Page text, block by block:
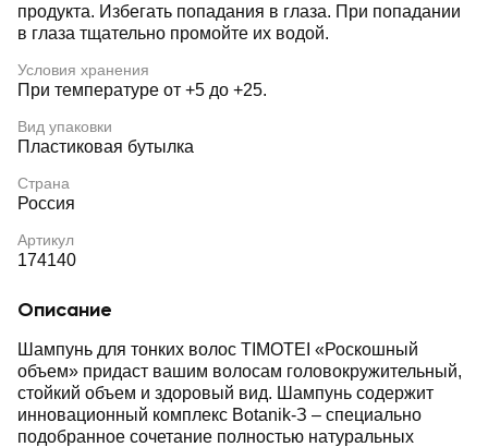
продукта. Избегать попадания в глаза. При попадании
в глаза тщательно промойте их водой.
Условия хранения
При температуре от +5 до +25.
Вид упаковки
Пластиковая бутылка
Страна
Россия
Артикул
174140
Описание
Шампунь для тонких волос TIMOTEI «Роскошный
объем» придаст вашим волосам головокружительный,
стойкий объем и здоровый вид. Шампунь содержит
инновационный комплекс Botanik-З – специально
подобранное сочетание полностью натуральных